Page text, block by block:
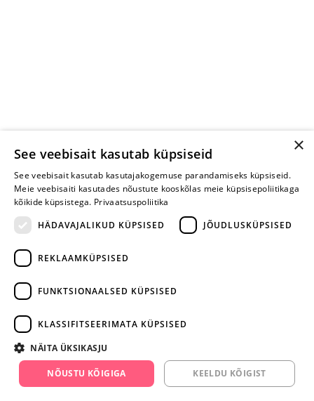
facebook.com/yesyes.ee
Instagram/yesyes.ee
×
See veebisait kasutab küpsiseid
See veebisait kasutab kasutajakogemuse parandamiseks küpsiseid.
Meie veebisaiti kasutades nõustute kooskõlas meie küpsisepoliitikaga
kõikide küpsistega. Privaatsuspoliitika
HÄDAVAJALIKUD KÜPSISED
JÕUDLUSKÜPSISED
REKLAAMKÜPSISED
FUNKTSIONAALSED KÜPSISED
KLASSIFITSEERIMATA KÜPSISED
NÄITA ÜKSIKASJU
NÕUSTU KÕIGIGA KEELDU KÕIGIST